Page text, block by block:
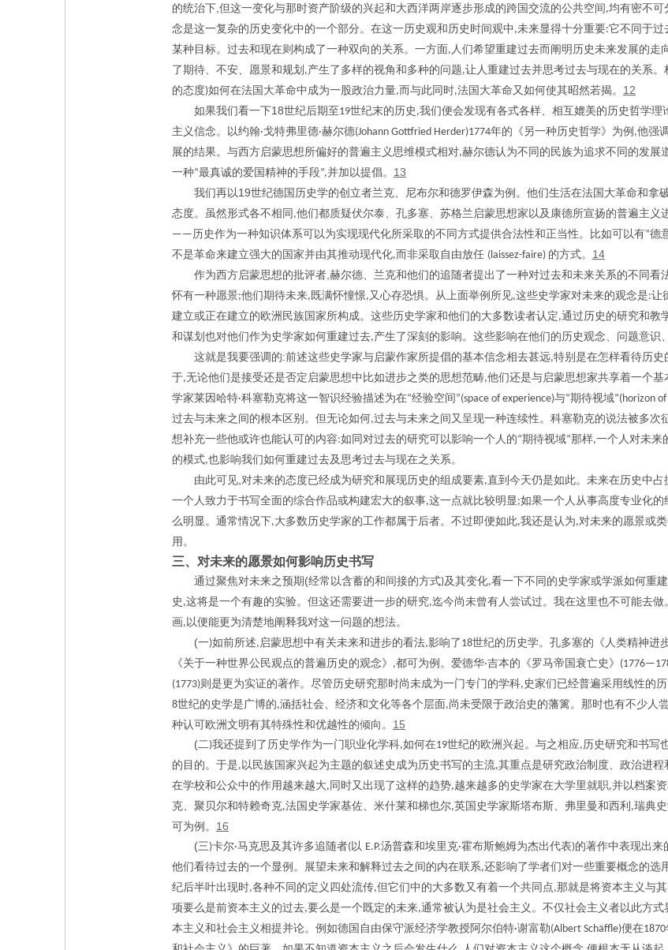
的统治下,但这一变化与那时资产阶级的兴起和大西洋两岸逐步形成的跨国交流的公共空间 ,均有密不可
念是这一复杂的历史变化中的一个部分。在这一历史观和历史时间观中 ,未来显得十分重要:它不同于过
某种目标。过去和现在则构成了一种双向的关系。一方面, 人们希望重建过去而阐明历史未来发展的走
了期待、不安、愿景和规划 ,产生了多样的视角和多种的问题,让人重建过去并思考过去与现在的关系。
的态度)如何在法国大革命中成为一股政治力量,而与此同时,法国大革命又如何使其昭然若揭。 12
如果我们看一下18世纪后期至 19世纪末的历史 ,我们便会发现有各式各样、相互媲美的历史哲学理
主义信念。以约翰·戈特弗里德·赫尔德(Johann Gottfried Herder)1774年的《另一种历史哲学》为例 ,他强
展的结果。与西方启蒙思想所偏好的普遍主义思维模式相对,赫尔德认为不同的民族为追求不同的发展
一种“最真诚的爱国精神的手段”,并加以提倡。 13
我们再以19世纪德国历史学的创立者兰克、尼布尔和德罗伊森为例。他们生活在法国大革命和拿
态度。虽然形式各不相同 ,他们都质疑伏尔泰、孔多塞、苏格兰启蒙思想家以及康德所宣扬的普遍主义
——历史作为一种知识体系可以为实现现代化所采取的不同方式提供合法性和正当性。比如可以有“德
不是革命来建立强大的国家并由其推动现代化,而非采取自由放任 (laissez-faire) 的方式。 14
作为西方启蒙思想的批评者,赫尔德、兰克和他们的追随者提出了一种对过去和未来关系的不同看
怀有一种愿景;他们期待未来, 既满怀憧憬, 又心存恐惧。从上面举例所见,这些史学家对未来的观念是:让
建立或正在建立的欧洲民族国家所构成。这些历史学家和他们的大多数读者认定,通过历史的研究和教
和谋划也对他们作为史学家如何重建过去,产生了深刻的影响。这些影响在他们的历史观念、问题意识
这就是我要强调的:前述这些史学家与启蒙作家所提倡的基本信念相去甚远,特别是在怎样看待历史
于,无论他们是接受还是否定启蒙思想中比如进步之类的思想范畴,他们还是与启蒙思想家共享着一个
学家莱因哈特·科塞勒克将这一智识经验描述为在“经验空间 ”(space of experience)与“期待视域”(horizon
过去与未来之间的根本区别。但无论如何,过去与未来之间又呈现一种连续性。科塞勒克的说法被多次
想补充一些他或许也能认可的内容:如同对过去的研究可以影响一个人的“期待视域”那样,一个人对未来
的模式,也影响我们如何重建过去及思考过去与现在之关系。
由此可见,对未来的态度已经成为研究和展现历史的组成要素,直到今天仍是如此。未来在历史中占
一个人致力于书写全面的综合作品或构建宏大的叙事,这一点就比较明显 ;如果一个人从事高度专业化
么明显。通常情况下,大多数历史学家的工作都属于后者。不过即便如此,我还是认为,对未来的愿景或
用。
三、对未来的愿景如何影响历史书写
通过聚焦对未来之预期 (经常以含蓄的和间接的方式)及其变化,看一下不同的史学家或学派如何重
史 ,这将是一个有趣的实验。但这还需要进一步的研究,迄今尚未曾有人尝试过。我在这里也不可能去
画, 以便能更为清楚地阐释我对这一问题的想法。
(一)如前所述, 启蒙思想中有关未来和进步的看法,影响了 18世纪的历史学。孔多塞的《人类精神进
《关于一种世界公民观点的普遍历史的观念》 ,都可为例。爱德华·吉本的《罗马帝国衰亡史》
(1773)则是更为实证的著作。尽管历史研究那时尚未成为一门专门的学科, 史家们已经普遍采用线性的
8世纪的史学是广博的,涵括社会、经济和文化等各个层面,尚未受限于政治史的藩篱。那时也有不少人
种认可欧洲文明有其特殊性和优越性的倾向。 15
(二)我还提到了历史学作为一门职业化学科,如何在19世纪的欧洲兴起。与之相应,历史研究和书写
的目的。于是, 以民族国家兴起为主题的叙述史成为历史书写的主流,其重点是研究政治制度、政治进
在学校和公众中的作用越来越大, 同时又出现了这样的趋势,越来越多的史学家在大学里就职,并以档案
克、聚贝尔和特赖奇克,法国史学家基佐、米什莱和梯也尔,英国史学家斯塔布斯、弗里曼和西利 ,瑞典
可为例。 16
(三)卡尔·马克思及其许多追随者(以 E.P.汤普森和埃里克·霍布斯鲍姆为杰出代表)的著作中表现出来
他们看待过去的一个显例。展望未来和解释过去之间的内在联系,还影响了学者们对一些重要概念的选
纪后半叶出现时,各种不同的定义四处流传,但它们中的大多数又有着一个共同点,那就是将资本主义与
项要么是前资本主义的过去,要么是一个既定的未来,通常被认为是社会主义。不仅社会主义者以此方式
本主义和社会主义相提并论。例如德国自由保守派经济学教授阿尔伯特·谢富勒(Albert Schäffle)便在1870